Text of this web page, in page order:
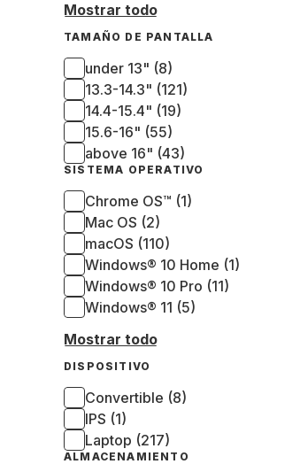
Mostrar todo
TAMAÑO DE PANTALLA
under 13" (8)
13.3-14.3" (121)
14.4-15.4" (19)
15.6-16" (55)
above 16" (43)
SISTEMA OPERATIVO
Chrome OS™ (1)
Mac OS (2)
macOS (110)
Windows® 10 Home (1)
Windows® 10 Pro (11)
Windows® 11 (5)
Mostrar todo
DISPOSITIVO
Convertible (8)
IPS (1)
Laptop (217)
ALMACENAMIENTO